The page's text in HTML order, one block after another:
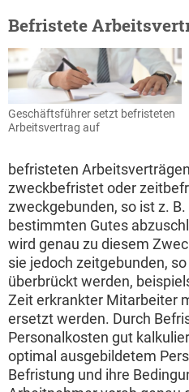
Befristete
Geschäftsführer setzt befristeten
Arbeitsvertrag auf
befristeten
zweckbefristet oder
zweckgebunden, so ist z.
bestimmten Gutes
wird genau zu diesem
sie jedoch zeitgebunden,
überbrückt werden,
Zeit erkrankter Mitarbeiter
ersetzt werden. Durch
Personalkosten gut
optimal ausgebildetem
Befristung und ihre